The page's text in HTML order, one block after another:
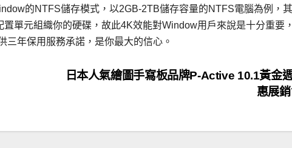
的NTFS儲存模式，以2GB-2TB儲存容量的NTFS電腦為例，
單元組織你的硬碟，故此4K效能對Window用戶來說是十分重要
三年保用服務承諾，是你最大的信心。
日本人氣繪圖手寫板品牌P-Active 10.1黃金
惠展